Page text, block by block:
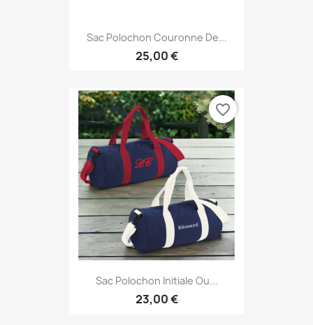
Sac Polochon Couronne De...
25,00 €
Sac Polochon Initiale Ou...
23,00 €
favorite_border